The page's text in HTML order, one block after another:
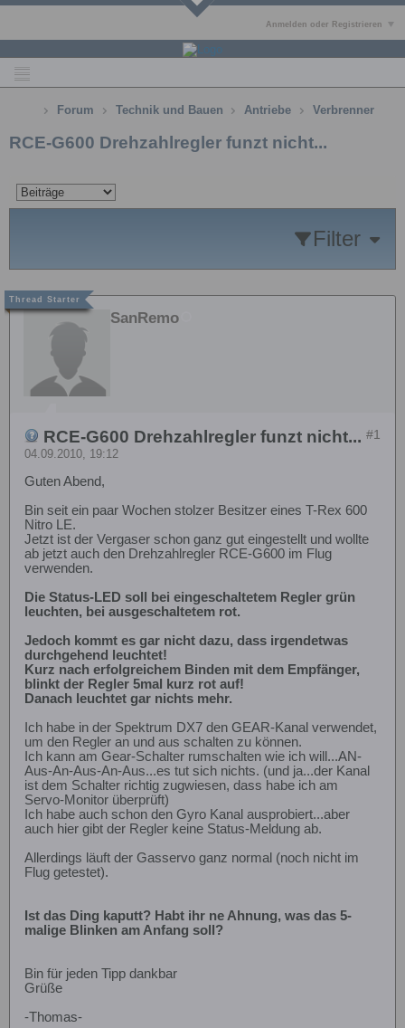
Anmelden oder Registrieren
Forum Technik und Bauen Antriebe Verbrenner
RCE-G600 Drehzahlregler funzt nicht...
Filter
SanRemo
#1
RCE-G600 Drehzahlregler funzt nicht...
04.09.2010, 19:12
Guten Abend,
Bin seit ein paar Wochen stolzer Besitzer eines T-Rex 600
Nitro LE.
Jetzt ist der Vergaser schon ganz gut eingestellt und wollte
ab jetzt auch den Drehzahlregler RCE-G600 im Flug
verwenden.
Die Status-LED soll bei eingeschaltetem Regler grün
leuchten, bei ausgeschaltetem rot.
Jedoch kommt es gar nicht dazu, dass irgendetwas
durchgehend leuchtet!
Kurz nach erfolgreichem Binden mit dem Empfänger,
blinkt der Regler 5mal kurz rot auf!
Danach leuchtet gar nichts mehr.
Ich habe in der Spektrum DX7 den GEAR-Kanal verwendet,
um den Regler an und aus schalten zu können.
Ich kann am Gear-Schalter rumschalten wie ich will...AN-
Aus-An-Aus-An-Aus...es tut sich nichts. (und ja...der Kanal
ist dem Schalter richtig zugwiesen, dass habe ich am
Servo-Monitor überprüft)
Ich habe auch schon den Gyro Kanal ausprobiert...aber
auch hier gibt der Regler keine Status-Meldung ab.
Allerdings läuft der Gasservo ganz normal (noch nicht im
Flug getestet).
Ist das Ding kaputt? Habt ihr ne Ahnung, was das 5-
malige Blinken am Anfang soll?
Bin für jeden Tipp dankbar
Grüße
-Thomas-